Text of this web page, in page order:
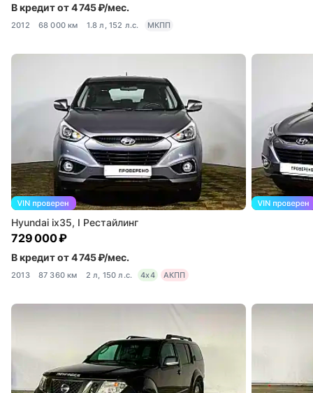
В кредит от 4 745 ₽/мес.
2012 68 000 км 1.8 л, 152 л.с. МКПП
Hyundai ix35, I Рестайлинг
729 000 ₽
В кредит от 4 745 ₽/мес.
2013 87 360 км 2 л, 150 л.с. 4x4 АКПП